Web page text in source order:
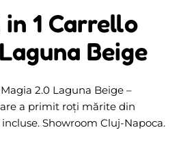
1 Carrello
Beige
2.0 Laguna Beige –
a primit roți mărite din
Showroom Cluj-Napoca.